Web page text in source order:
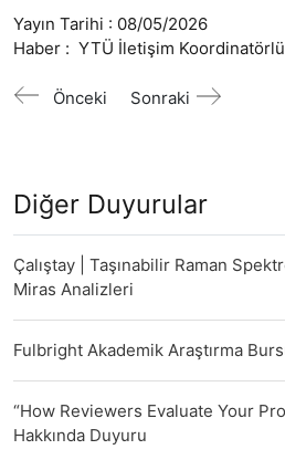
Yayın Tarihi : 08/05/2026
Haber : YTÜ İletişim
Önceki Sonraki
Diğer Duyurular
Çalıştay | Taşınabilir Raman
Miras Analizleri
Fulbright Akademik Araştırma
“How Reviewers Evaluate Your
Hakkında Duyuru